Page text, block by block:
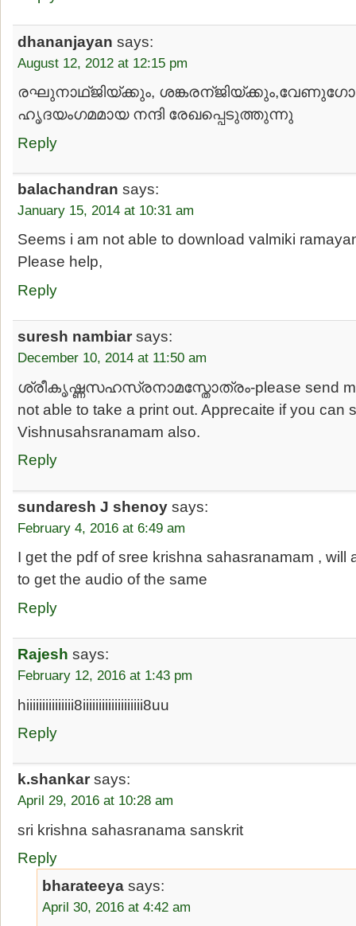
dhananjayan says:
August 12, 2012 at 12:15 pm
രഘുനാഥ്ജിയ്ക്കും,
ഹൃദയംഗമമായ നന്ദി രേഖപ്പെടുത്തുന്നു
Reply
balachandran says:
January 15, 2014 at 10:31 am
Seems i am not able to download valmiki
Please help,
Reply
suresh nambiar says:
December 10, 2014 at 11:50 am
ശ്രീകൃഷ്ണസഹസ്രനാമസ്തോത്രം-please send me
not able to take a print out. Apprecaite if you can
Vishnusahsranamam also.
Reply
sundaresh J shenoy says:
February 4, 2016 at 6:49 am
I get the pdf of sree krishna sahasranamam , will
to get the audio of the same
Reply
Rajesh says:
February 12, 2016 at 1:43 pm
hiiiiiiiiiiiiiii8iiiiiiiiiiiiiiiiiii8uu
Reply
k.shankar says:
April 29, 2016 at 10:28 am
sri krishna sahasranama sanskrit
Reply
bharateeya says:
April 30, 2016 at 4:42 am